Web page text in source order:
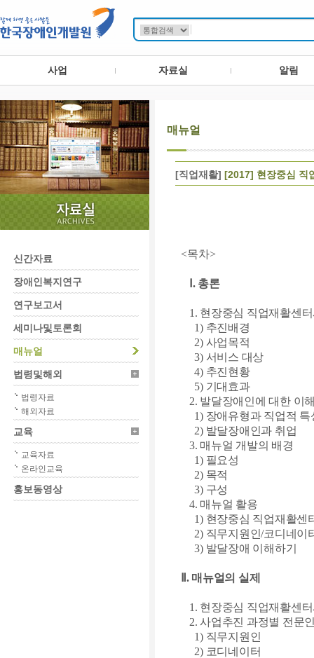
사업 자료실 알림
신간자료
장애인복지연구
연구보고서
세미나및토론회
매뉴얼
법령및해외
법령자료
해외자료
교육
교육자료
온라인교육
홍보동영상
매뉴얼
[직업재활] [2017] 현장중심 직
<목차>
Ⅰ. 총론
1. 현장중심 직업재활센
1) 추진배경
2) 사업목적
3) 서비스 대상
4) 추진현황
5) 기대효과
2. 발달장애인에 대한 이
1) 장애유형과 직업적 특
2) 발달장애인과 취업
3. 매뉴얼 개발의 배경
1) 필요성
2) 목적
3) 구성
4. 매뉴얼 활용
1) 현장중심 직업재활센
2) 직무지원인/코디네이
3) 발달장애 이해하기
Ⅱ. 매뉴얼의 실제
1. 현장중심 직업재활센
2.사업추진 과정별 전문
1) 직무지원인
2) 코디네이터